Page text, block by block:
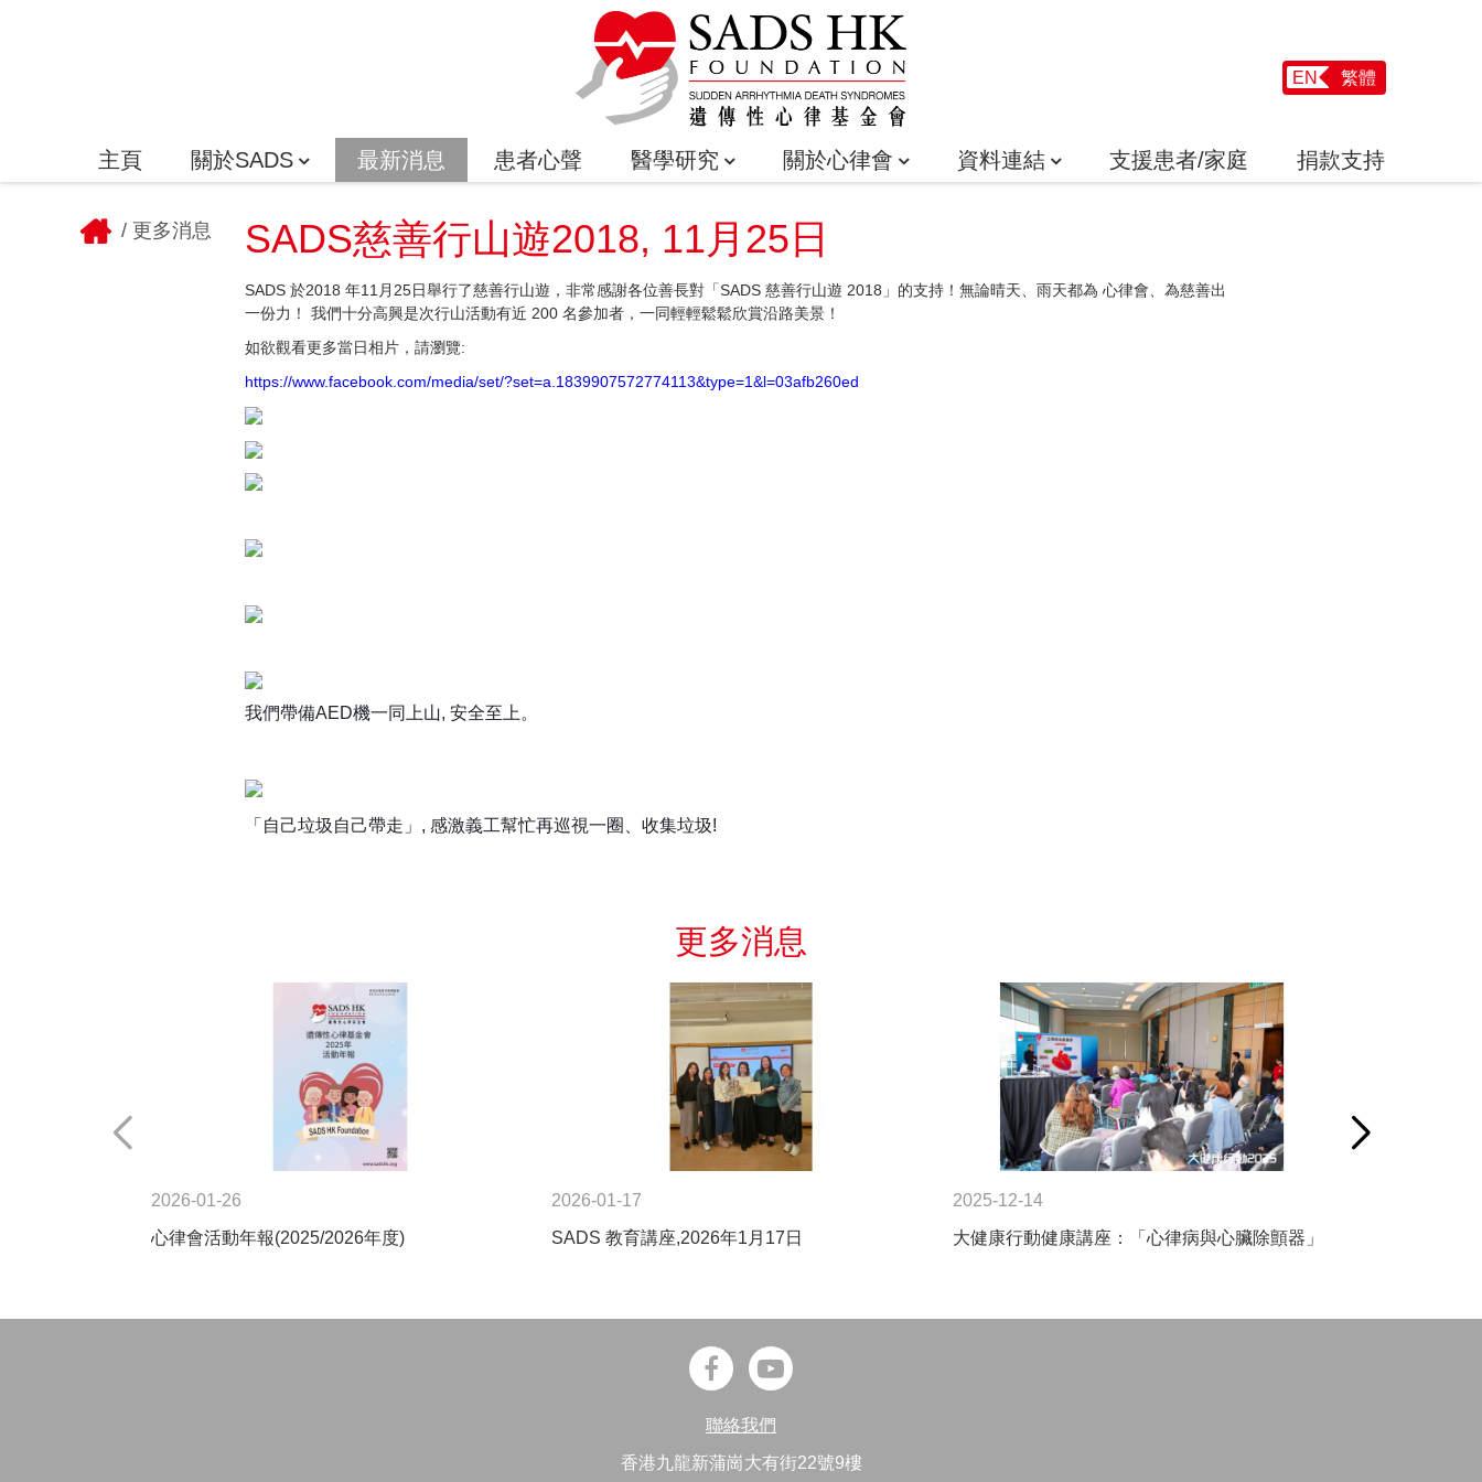
EN 繁體
主頁 關於SADS 最新消息 患者心聲 醫學研究 關於心律會 資料連結 支援患者/家庭 捐款支持
/ 更多消息 SADS慈善行山遊2018, 11月25日
SADS 於2018 年11月25日舉行了慈善行山遊，非常感謝各位善長對「SADS 慈善行山遊 2018」的支持！無論晴天、雨天都為 心律會、為慈善出
一份力！ 我們十分高興是次行山活動有近 200 名參加者，一同輕輕鬆鬆欣賞沿路美景！
如欲觀看更多當日相片，請瀏覽:
https://www.facebook.com/media/set/?set=a.1839907572774113&type=1&l=03afb260ed
我們帶備AED機一同上山, 安全至上。
「自己垃圾自己帶走」 , 感激義工幫忙再巡視一圈、收集垃圾!
更多消息
2026-01-26
心律會活動年報(2025/2026年度)
2026-01-17
SADS 教育講座,2026年1月17日
2025-12-14
大健康行動健康講座：「心律病與心臟除顫器」
聯絡我們
香港九龍新蒲崗大有街22號9樓